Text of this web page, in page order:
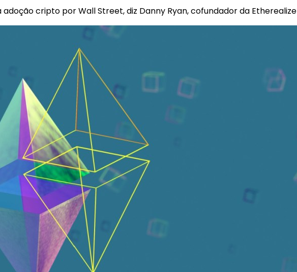
cripto por Wall Street, diz Danny Ryan, cofundador da Etherealize